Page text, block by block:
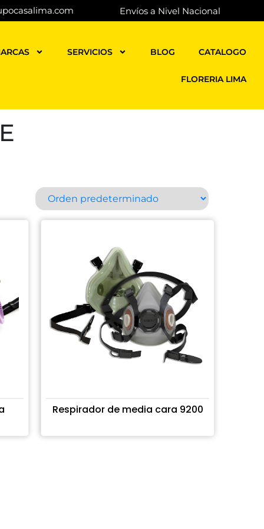
Envíos a Nivel Nacional
SERVICIOS BLOG CATALOGO
FLORERIA LIMA
Respirador de media cara 9200